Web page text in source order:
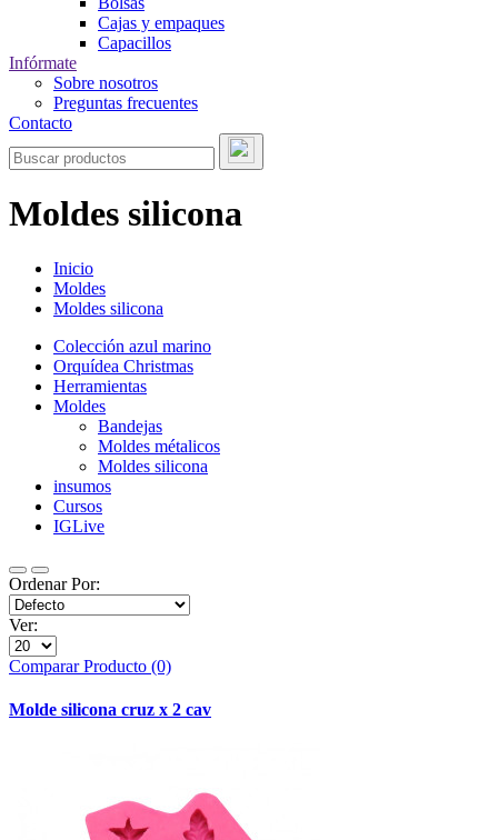
Cajas y empaques
Capacillos
Infórmate
Sobre nosotros
Preguntas frecuentes
Contacto
Moldes silicona
Inicio
Moldes
Moldes silicona
Colección azul marino
Orquídea Christmas
Herramientas
Moldes
Bandejas
Moldes métalicos
Moldes silicona
insumos
Cursos
IGLive
Ordenar Por:
Ver:
Comparar Producto (0)
Molde silicona cruz x 2 cav